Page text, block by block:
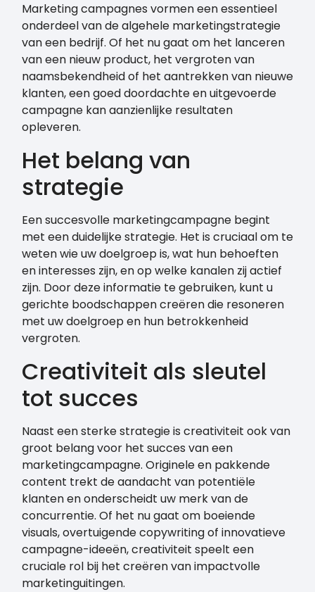
Marketing campagnes vormen een essentieel
onderdeel van de algehele marketingstrategie
van een bedrijf. Of het nu gaat om het lanceren
van een nieuw product, het vergroten van
naamsbekendheid of het aantrekken van nieuwe
klanten, een goed doordachte en uitgevoerde
campagne kan aanzienlijke resultaten
opleveren.
Het belang van
strategie
Een succesvolle marketingcampagne begint
met een duidelijke strategie. Het is cruciaal om te
weten wie uw doelgroep is, wat hun behoeften
en interesses zijn, en op welke kanalen zij actief
zijn. Door deze informatie te gebruiken, kunt u
gerichte boodschappen creëren die resoneren
met uw doelgroep en hun betrokkenheid
vergroten.
Creativiteit als sleutel
tot succes
Naast een sterke strategie is creativiteit ook van
groot belang voor het succes van een
marketingcampagne. Originele en pakkende
content trekt de aandacht van potentiële
klanten en onderscheidt uw merk van de
concurrentie. Of het nu gaat om boeiende
visuals, overtuigende copywriting of innovatieve
campagne-ideeën, creativiteit speelt een
cruciale rol bij het creëren van impactvolle
marketinguitingen.